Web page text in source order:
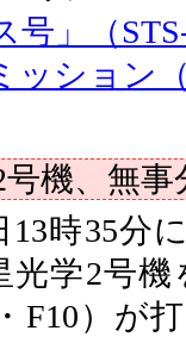
号」（
ッション
機、無事
13時35分
光学2号
F10）が